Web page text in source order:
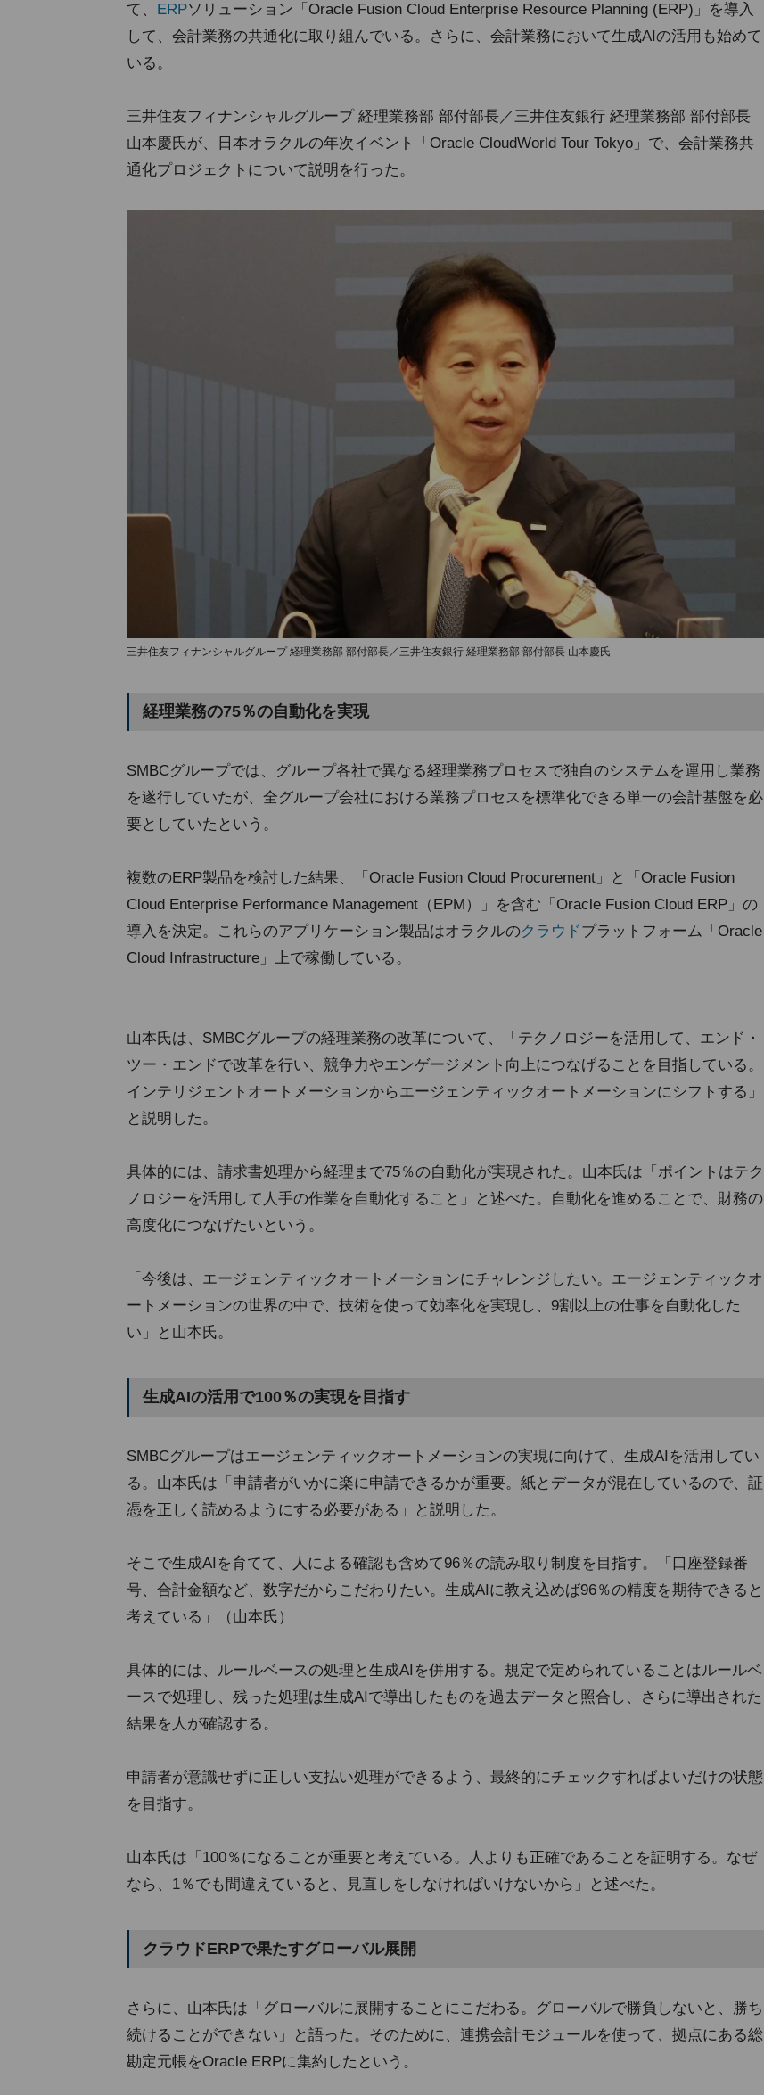
て、 ERPソリューション「Oracle Fusion Cloud Enterprise Resource Planning (ERP)」を導入
して、会計業務の共通化に取り組んでいる。さらに、会計業務において生成AIの活用も始めて
いる。
三井住友フィナンシャルグループ 経理業務部 部付部長／三井住友銀行 経理業務部 部付部長
山本慶氏が、日本オラクルの年次イベント「Oracle CloudWorld Tour Tokyo」で、会計業務共
通化プロジェクトについて説明を行った。
三井住友フィナンシャルグループ 経理業務部 部付部長／三井住友銀行 経理業務部 部付部長 山本慶氏
経理業務の75％の自動化を実現
SMBCグループでは、グループ各社で異なる経理業務プロセスで独自のシステムを運用し業務
を遂行していたが、全グループ会社における業務プロセスを標準化できる単一の会計基盤を必
要としていたという。
複数のERP製品を検討した結果、「Oracle Fusion Cloud Procurement」と「Oracle Fusion
Cloud Enterprise Performance Management（EPM）」を含む「Oracle Fusion Cloud ERP」の
導入を決定。これらのアプリケーション製品はオラクルのクラウドプラットフォーム「Oracle
Cloud Infrastructure」上で稼働している。
山本氏は、SMBCグループの経理業務の改革について、「テクノロジーを活用して、エンド・
ツー・エンドで改革を行い、競争力やエンゲージメント向上につなげることを目指している。
インテリジェントオートメーションからエージェンティックオートメーションにシフトする」
と説明した。
具体的には、請求書処理から経理まで75％の自動化が実現された。山本氏は「ポイントはテク
ノロジーを活用して人手の作業を自動化すること」と述べた。自動化を進めることで、財務の
高度化につなげたいという。
「今後は、エージェンティックオートメーションにチャレンジしたい。エージェンティックオ
ートメーションの世界の中で、技術を使って効率化を実現し、9割以上の仕事を自動化した
い」と山本氏。
生成AIの活用で100％の実現を目指す
SMBCグループはエージェンティックオートメーションの実現に向けて、生成AIを活用してい
る。山本氏は「申請者がいかに楽に申請できるかが重要。紙とデータが混在しているので、証
憑を正しく読めるようにする必要がある」と説明した。
そこで生成AIを育てて、人による確認も含めて96％の読み取り制度を目指す。「口座登録番
号、合計金額など、数字だからこだわりたい。生成AIに教え込めば96％の精度を期待できると
考えている」（山本氏）
具体的には、ルールベースの処理と生成AIを併用する。規定で定められていることはルールベ
ースで処理し、残った処理は生成AIで導出したものを過去データと照合し、さらに導出された
結果を人が確認する。
申請者が意識せずに正しい支払い処理ができるよう、最終的にチェックすればよいだけの状態
を目指す。
山本氏は「100％になることが重要と考えている。人よりも正確であることを証明する。なぜ
なら、1％でも間違えていると、見直しをしなければいけないから」と述べた。
クラウドERPで果たすグローバル展開
さらに、山本氏は「グローバルに展開することにこだわる。グローバルで勝負しないと、勝ち
続けることができない」と語った。そのために、連携会計モジュールを使って、拠点にある総
勘定元帳をOracle ERPに集約したという。